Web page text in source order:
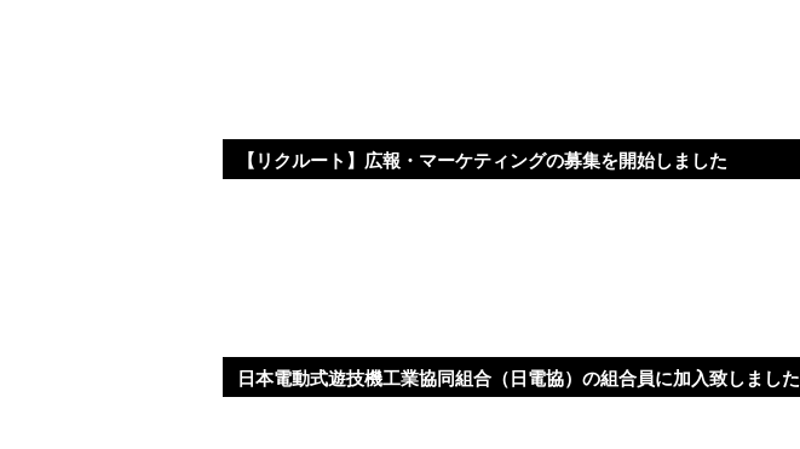
【リクルート】広報・マーケティングの募集を開始しました
日本電動式遊技機工業協同組合（日電協）の組合員に加入致しました